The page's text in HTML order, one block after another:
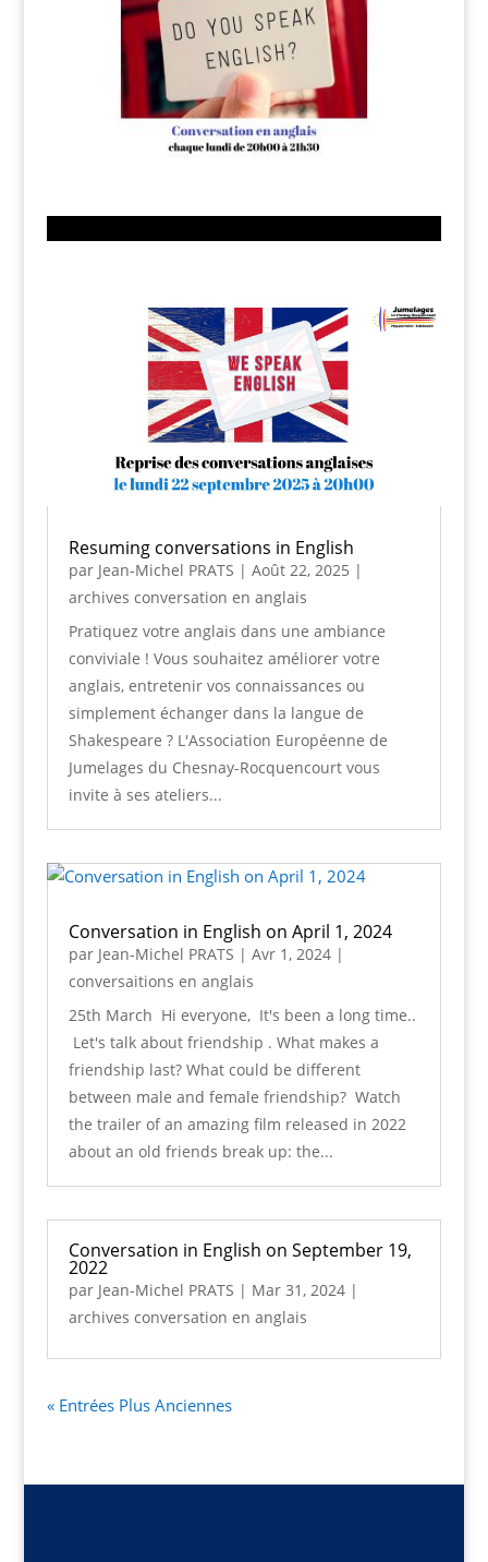
Resuming conversations in English
par Jean-Michel PRATS | Août 22, 2025 |
archives conversation en anglais
Pratiquez votre anglais dans une ambiance
conviviale ! Vous souhaitez améliorer votre
anglais, entretenir vos connaissances ou
simplement échanger dans la langue de
Shakespeare ? L'Association Européenne de
Jumelages du Chesnay-Rocquencourt vous
invite à ses ateliers...
Conversation in English on April 1, 2024
par Jean-Michel PRATS | Avr 1, 2024|
conversaitions en anglais
25th March Hi everyone, It's been a long time..
Let's talk about friendship . What makes a
friendship last? What could be different
between male and female friendship? Watch
the trailer of an amazing film released in 2022
about an old friends break up: the...
Conversation in English on September 19,
2022
par Jean-Michel PRATS | Mar 31, 2024|
archives conversation en anglais
« Entrées Plus Anciennes